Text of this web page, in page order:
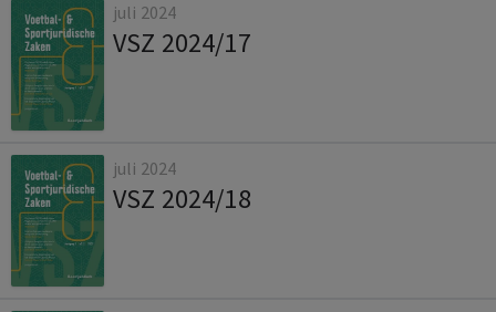
juli 2024
VSZ 2024/17
juli 2024
VSZ 2024/18